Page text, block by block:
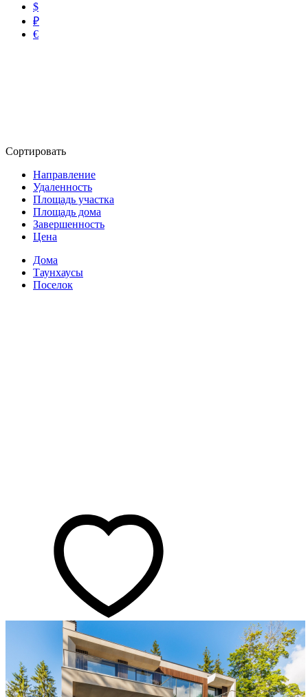
$
₽
€
Сортировать
Направление
Удаленность
Площадь участка
Площадь дома
Завершенность
Цена
Дома
Таунхаусы
Поселок